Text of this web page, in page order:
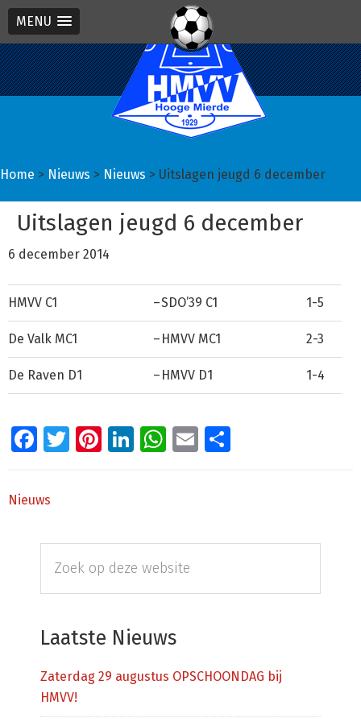
MENU
Spring
naar
de
Door
naar
de
Spring
naar
de
Home > Nieuws > Nieuws > Uitslagen jeugd 6 december
Uitslagen jeugd 6 december
6 december 2014
HMVV C1 –SDO’39 C1 1-5
De Valk MC1 – HMVV MC1 2-3
De Raven D1 – HMVV D1 1-4
Facebook
Twitter
Pinterest
LinkedIn
WhatsApp
Email
Nieuws
Primaire
Sidebar
deze
Laatste Nieuws
Zaterdag 29 augustus OPSCHOONDAG bij
HMVV!